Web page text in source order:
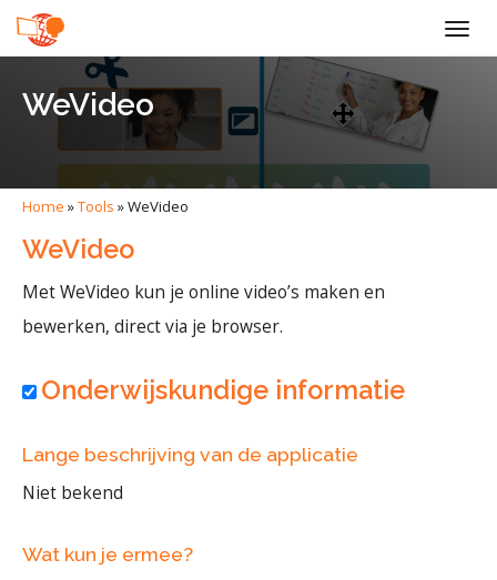
WeVideo
Home »Tools »WeVideo
WeVideo
Met WeVideo kun je online video’s maken en
bewerken, direct via je browser.
Onderwijskundige informatie
Lange beschrijving van de applicatie
Niet bekend
Wat kun je ermee?